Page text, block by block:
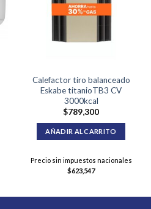
Calefactor tiro balanceado
Eskabe titanioTB3 CV
3000kcal
$789,300
AÑADIR AL CARRITO
Precio sin impuestos nacionales
$623,547